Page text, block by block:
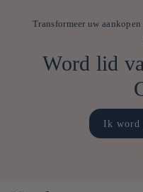
Transformeer uw
Word lid
Ik word